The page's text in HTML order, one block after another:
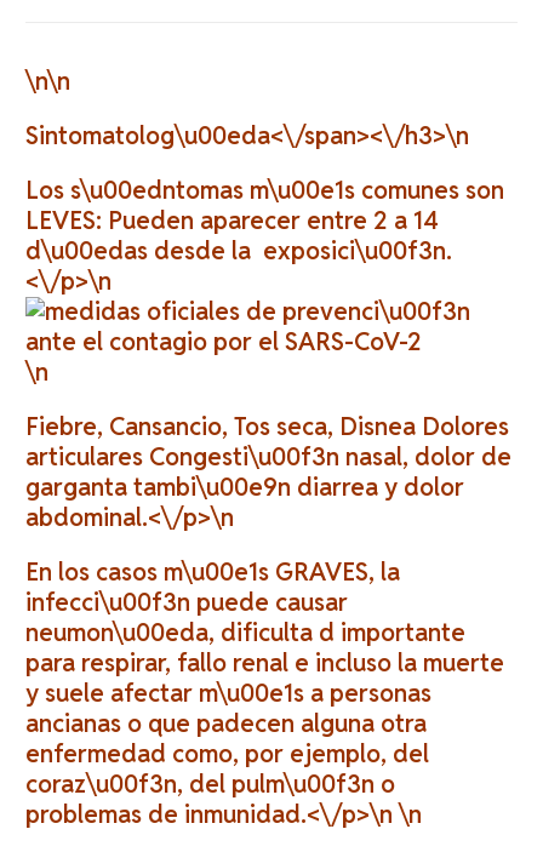
\n\n
Sintomatolog\u00eda<\/span><\/h3>\n
Los s\u00edntomas m\u00e1s comunes son
LEVES: Pueden aparecer entre 2 a 14
d\u00edas desde la exposici\u00f3n.
<\/p>\n
\n
Fiebre, Cansancio, Tos seca, Disnea Dolores
articulares Congesti\u00f3n nasal, dolor de
garganta tambi\u00e9n diarrea y dolor
abdominal.<\/p>\n
En los casos m\u00e1s GRAVES, la
infecci\u00f3n puede causar
neumon\u00eda, dificulta d importante
para respirar, fallo renal e incluso la muerte
y suele afectar m\u00e1s a personas
ancianas o que padecen alguna otra
enfermedad como, por ejemplo, del
coraz\u00f3n, del pulm\u00f3n o
problemas de inmunidad.<\/p>\n \n